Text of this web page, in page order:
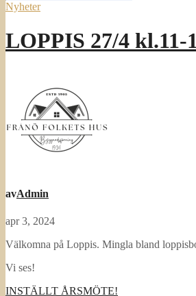
Nyheter
LOPPIS 27/4 kl.11-
avAdmin
apr 3, 2024
Välkomna på Loppis. Mingla bland
Vi ses!
INSTÄLLT ÅRSMÖTE!